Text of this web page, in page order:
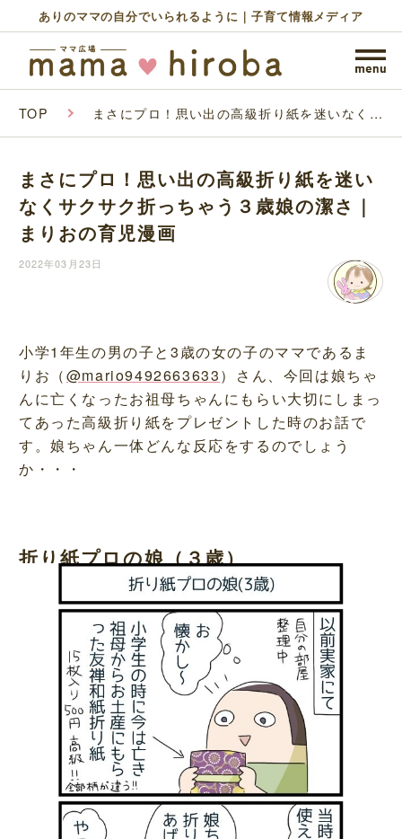
ありのママの自分でいられるように｜子育て情報メディア
TOP まさにプロ！思い出の高級折り紙を迷いなくサ
漫画
まさにプロ！思い出の高級折り紙を迷い
なくサクサク折っちゃう３歳娘の潔さ｜
まりおの育児漫画
2022年03月23日
小学1年生の男の子と3歳の女の子のママであるま
りお（@mario9492663633）さん、今回は娘ちゃ
んに亡くなったお祖母ちゃんにもらい大切にしまっ
てあった高級折り紙をプレゼントした時のお話で
す。娘ちゃん一体どんな反応をするのでしょう
か・・・
折り紙プロの娘（３歳）